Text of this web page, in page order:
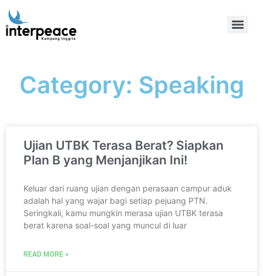
Category: Speaking
Ujian UTBK Terasa Berat? Siapkan
Plan B yang Menjanjikan Ini!
Keluar dari ruang ujian dengan perasaan campur aduk
adalah hal yang wajar bagi setiap pejuang PTN.
Seringkali, kamu mungkin merasa ujian UTBK terasa
berat karena soal-soal yang muncul di luar
READ MORE »